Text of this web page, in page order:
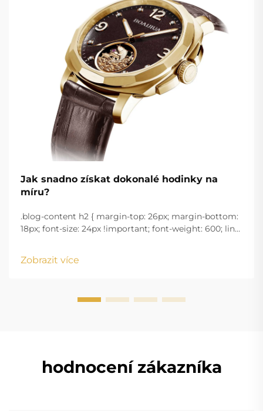
Jak snadno získat dokonalé hodinky na
míru?
.blog-content h2 { margin-top: 26px; margin-bottom:
18px; font-size: 24px !important; font-weight: 600; line-
w...
Zobrazit více
hodnocení zákazníka